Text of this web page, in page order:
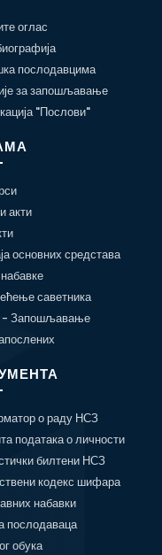
оглас
послодавцима
за запошљавање
"Послови"
акти
основних средстава
саветника
- Запошљавање
о раду НСЗ
података о личности
билтени НСЗ
кодекс шифара
набавки
послодаваца
обука